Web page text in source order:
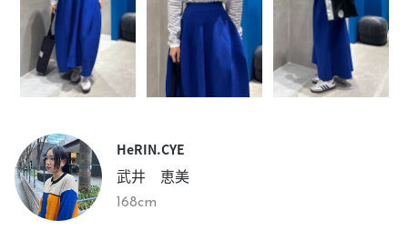
HeRIN.CYE
武井 恵美
168cm